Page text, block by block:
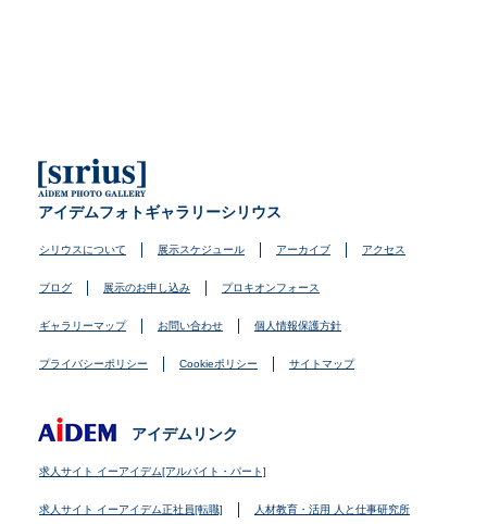
アイデムフォトギャラリーシリウス
シリウスについて 展示スケジュール アーカイブ アクセス
ブログ 展示のお申し込み プロキオンフォース
ギャラリーマップ お問い合わせ 個人情報保護方針
プライバシーポリシー Cookieポリシー サイトマップ
アイデムリンク
求人サイト イーアイデム[アルバイト・パート]
求人サイト イーアイデム正社員[転職] 人材教育・活用 人と仕事研究所